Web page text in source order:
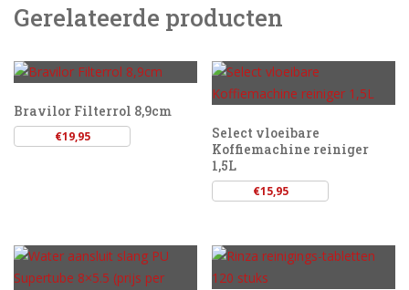
Gerelateerde producten
Bravilor Filterrol 8,9cm
€19,95
Select vloeibare
Koffiemachine reiniger
1,5L
€15,95